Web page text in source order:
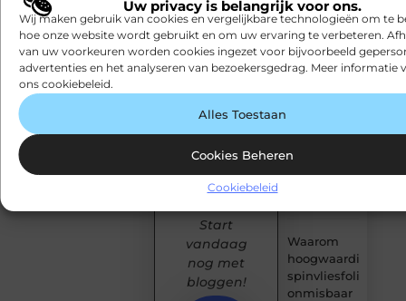
Uw privacy is belangrijk voor ons.
Wij maken gebruik van cookies en vergelijkbare technologieën om te
hoe onze website wordt gebruikt en om uw ervaring te verbeteren.
van uw voorkeuren worden cookies ingezet voor bijvoorbeeld
advertenties en het analyseren van bezoekersgedrag. Meer informatie
ons cookiebeleid.
Alles Toestaan
Cookies Beheren
Cookiebeleid
halen
zonder
eindeloos
blokken
woontrends
voor
Waarom
hoogwaardige
spinvliesfolie
onmisbaar
een breed
publiek en
sluit je aan
groeiende
community
van
creatieve
denkers en
schrijvers.
Start
vandaag
nog met
bloggen!